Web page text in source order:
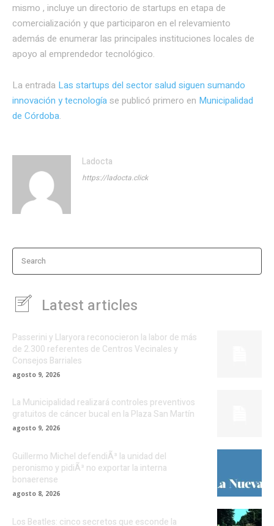
mismo , incluye un directorio de startups en etapa de
comercialización y que participaron en el relevamiento
además de enumerar las principales instituciones locales de
apoyo al emprendedor tecnológico.
La entrada Las startups del sector salud siguen sumando
innovación y tecnologíase publicó primero en Municipalidad
de Córdoba.
Ladocta
https://ladocta.click
Search
Latest articles
Passerini y Llaryora reconocieron la labor de más
de 2.300 referentes de Centros Vecinales y
Consejos Barriales
agosto 9, 2026
La Municipalidad realizará controles preventivos
gratuitos de cáncer bucal en la Plaza San Martín
agosto 9, 2026
Guillermo Michel defendiÃ³ la unidad del
peronismo y pidiÃ³ no exportar la interna
bonaerense
agosto 8, 2026
Los Beatles: cinco secretos que esconde la